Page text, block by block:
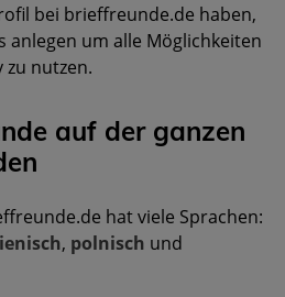
bei brieffreunde.de haben,
anlegen um alle Möglichkeiten
nutzen.
auf der ganzen
hat viele Sprachen:
, polnisch und